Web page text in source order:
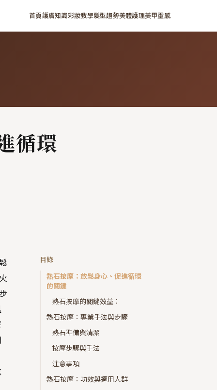
首頁護膚知識彩妝教學髮型趨勢美體護理美甲靈感
循環
目錄
熱石按摩：放鬆身心、促進循環
的關鍵
熱石按摩的關鍵效益：
熱石按摩：專業手法與步驟
熱石準備與清潔
按摩步驟與手法
注意事項
熱石按摩：功效與適用人群